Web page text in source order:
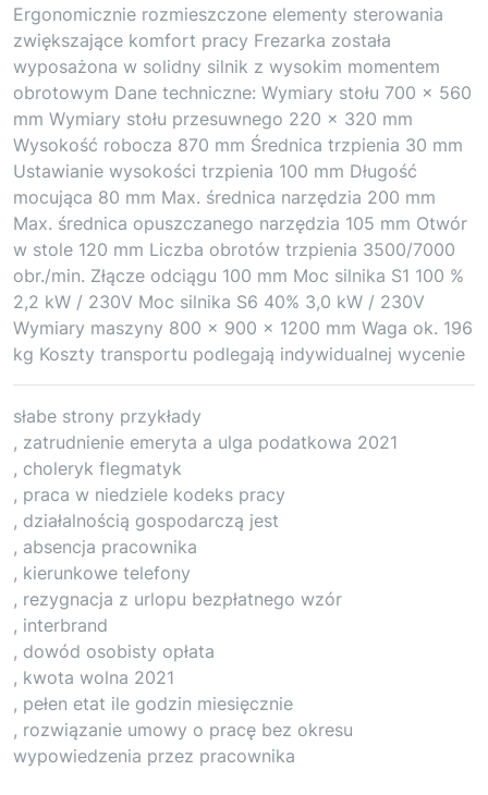
Ergonomicznie rozmieszczone elementy sterowania
zwiększające komfort pracy Frezarka została
wyposażona w solidny silnik z wysokim momentem
obrotowym Dane techniczne: Wymiary stołu 700 x 560
mm Wymiary stołu przesuwnego 220 x 320 mm
Wysokość robocza 870 mm Średnica trzpienia 30 mm
Ustawianie wysokości trzpienia 100 mm Długość
mocująca 80 mm Max. średnica narzędzia 200 mm
Max. średnica opuszczanego narzędzia 105 mm Otwór
w stole 120 mm Liczba obrotów trzpienia 3500/7000
obr./min. Złącze odciągu 100 mm Moc silnika S1 100 %
2,2 kW / 230V Moc silnika S6 40% 3,0 kW / 230V
Wymiary maszyny 800 x 900 x 1200 mm Waga ok. 196
kg Koszty transportu podlegają indywidualnej wycenie
słabe strony przykłady
, zatrudnienie emeryta a ulga podatkowa 2021
, choleryk flegmatyk
, praca w niedziele kodeks pracy
, działalnością gospodarczą jest
, absencja pracownika
, kierunkowe telefony
, rezygnacja z urlopu bezpłatnego wzór
, interbrand
, dowód osobisty opłata
, kwota wolna 2021
, pełen etat ile godzin miesięcznie
, rozwiązanie umowy o pracę bez okresu
wypowiedzenia przez pracownika